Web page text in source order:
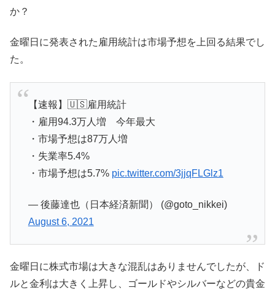
か？
金曜日に発表された雇用統計は市場予想を上回る結果でし
た。
【速報】🇺🇸雇用統計
・雇用94.3万人増 今年最大
・市場予想は87万人増
・失業率5.4%
・市場予想は5.7% pic.twitter.com/3jjqFLGlz1
— 後藤達也（日本経済新聞） (@goto_nikkei)
August 6, 2021
金曜日に株式市場は大きな混乱はありませんでしたが、ド
ルと金利は大きく上昇し、ゴールドやシルバーなどの貴金